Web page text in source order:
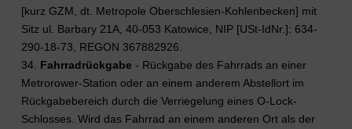
[kurz GZM, dt. Metropole Oberschlesien-Kohlenbecken] mit
Sitz ul. Barbary 21A, 40-053 Katowice, NIP [USt-IdNr.]: 634-
290-18-73, REGON 367882926.
34. Fahrradrückgabe - Rückgabe des Fahrrads an einer
Metrorower-Station oder an einem anderem Abstellort im
Rückgabebereich durch die Verriegelung eines O-Lock-
Schlosses. Wird das Fahrrad an einem anderen Ort als der